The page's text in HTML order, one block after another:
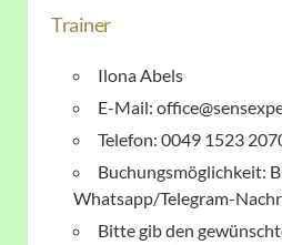
Trainer
Ilona Abels
E-Mail:
Telefon: 0049 1523
Buchungsmöglichkeit:
Whatsapp/Telegram-
Bitte gib den